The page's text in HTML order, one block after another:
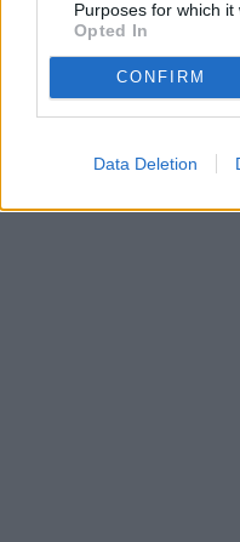
Purposes for which it
Opted In
CONFIRM
Data Deletion